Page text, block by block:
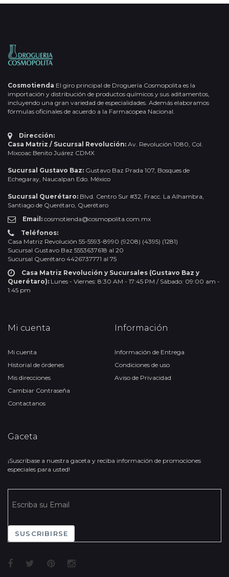
Cosmotienda El giro principal de Droguería Cosmopolita es la
importación y distribución de productos químicos y sus aditamentos,
incluyendo una gran variedad de especialidades. Además elaboramos
fórmulas oficinales de acuerdo a la Farmacopea Nacional.
Dirección:
Casa Matriz / Sucursal Revolución: Av. Revolución 1080, Col.
Mixcoac Benito Juárez CDMX
Sucursal Gustavo Baz: Gustavo Baz Prada 107, Bosques de
Echegaray, Naucalpan Edo. México
Sucursal Querétaro: Blvd. Centro Sur #32, Fracc. La Alhambra,
Santiago de Querétaro, Querétaro
Email: cosmotienda@cosmopolita.com.mx
Teléfonos:
Casa Matriz Revolución 55-5593-8990 (9208) (4395) (1281)
Sucursal Gustavo Baz 5553637618 al 20
Sucursal Querétaro 4426737771 al 75
Casa Matriz Revolución y Sucursales (Gustavo Baz y
Querétaro): Lunes - Viernes: 8:30 AM - 17:45 PM / Sábado: 09:00 am -
1:45 pm
Mi cuenta
Mi cuenta
Historial de órdenes
Mis direcciones
Cambiar Contraseña
Contactanos
Información
Información de Entrega
Condiciones de uso
Aviso de Privacidad
Gaceta
¡Suscríbase a nuestra gaceta y reciba información de promociones
especiales para usted!
SUSCRIBIRSE